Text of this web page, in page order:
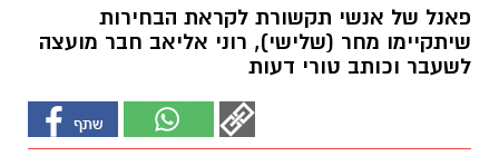
פאנל של אנשי תקשורת לקראת הבחירות
שיתקיימו מחר (שלישי), רוני אליאב חבר מועצה
לשעבר וכותב טורי דעות